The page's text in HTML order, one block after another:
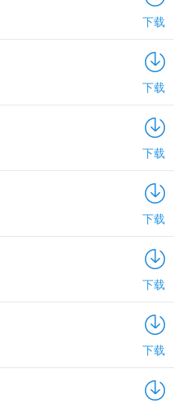
下载
下载
下载
下载
下载
下载